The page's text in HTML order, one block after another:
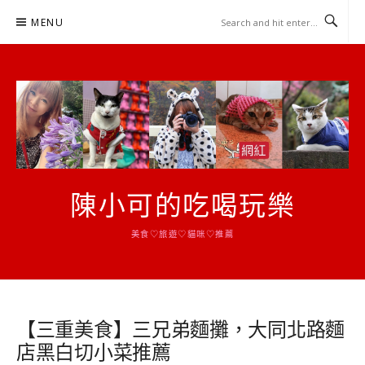
MENU
陳小可的吃喝玩樂
美食♡旅遊♡貓咪♡推薦
【三重美食】三兄弟麵攤，大同北路麵
店黑白切小菜推薦